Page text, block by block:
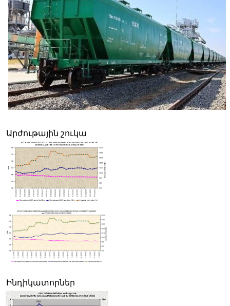
տարանցիկ բեռ։
Հայկական ապահովագրական ընկերությունների շահույթի աճը
Արժութային շուկա
Ինդիկատորներ